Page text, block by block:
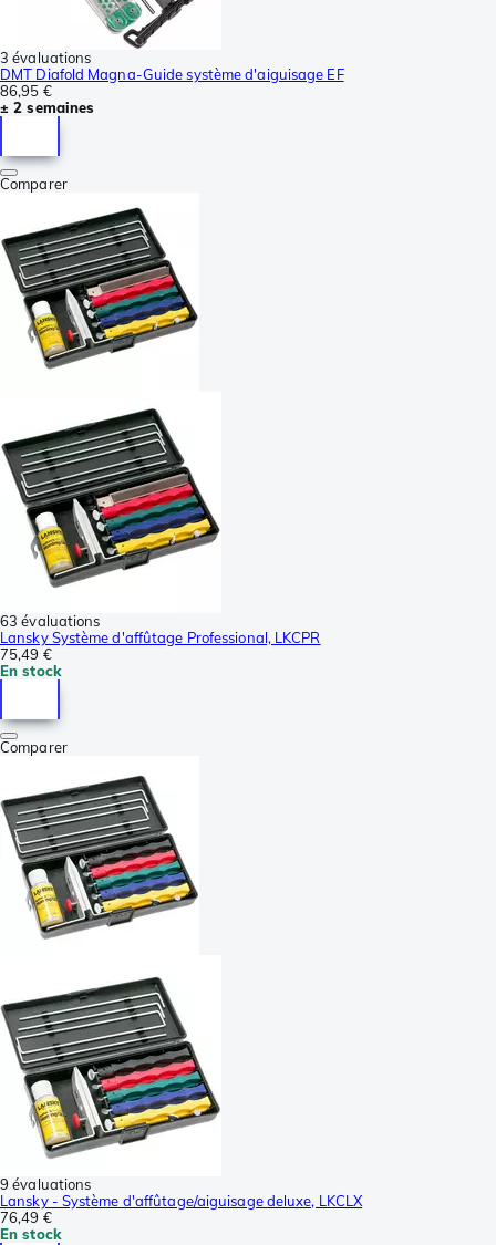
3 évaluations
DMT Diafold Magna-Guide système d'aiguisage EF
86,95 €
± 2 semaines
Comparer
63 évaluations
Lansky Système d'affûtage Professional, LKCPR
75,49 €
En stock
Comparer
9 évaluations
Lansky - Système d'affûtage/aiguisage deluxe, LKCLX
76,49 €
En stock